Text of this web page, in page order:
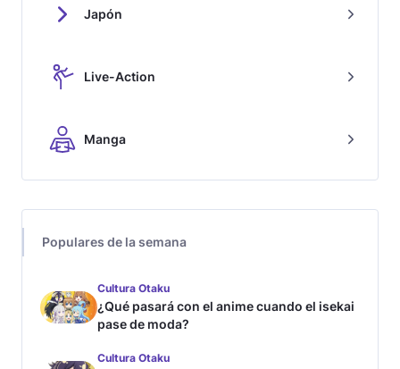
Japón
Live-Action
Manga
Populares de la semana
Cultura Otaku
¿Qué pasará con el anime cuando el isekai
pase de moda?
Cultura Otaku